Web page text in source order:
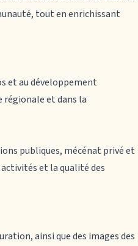
tout en enrichissant
et au développement
et dans la
publiques, mécénat privé et
et la qualité des
ainsi que des images des